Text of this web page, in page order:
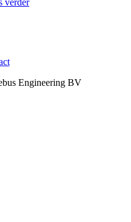
verder
Engineering BV